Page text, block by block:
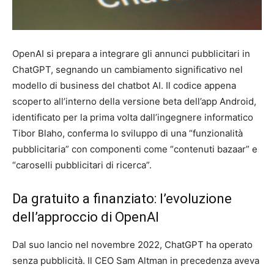
OpenAI si prepara a integrare gli annunci pubblicitari in
ChatGPT, segnando un cambiamento significativo nel
modello di business del chatbot AI. Il codice appena
scoperto all’interno della versione beta dell’app Android,
identificato per la prima volta dall’ingegnere informatico
Tibor Blaho, conferma lo sviluppo di una “funzionalità
pubblicitaria” con componenti come “contenuti bazaar” e
“caroselli pubblicitari di ricerca”.
Da gratuito a finanziato: l’evoluzione
dell’approccio di OpenAI
Dal suo lancio nel novembre 2022, ChatGPT ha operato
senza pubblicità. Il CEO Sam Altman in precedenza aveva